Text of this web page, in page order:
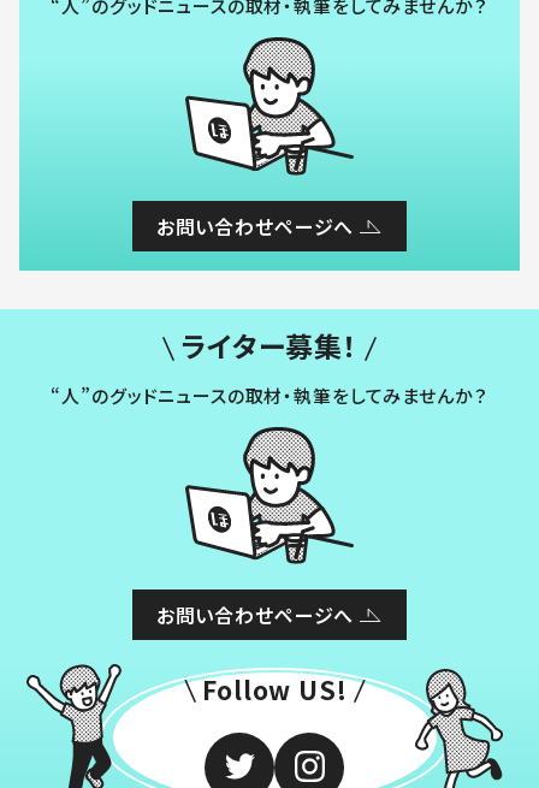
“人”のグッドニュースの取材・執筆をしてみませんか？
お問い合わせページへ
ライター募集！
“人”のグッドニュースの取材・執筆をしてみませんか？
お問い合わせページへ
Follow US!